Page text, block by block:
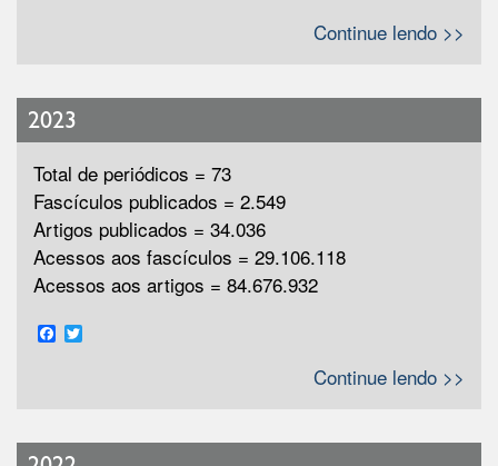
Continue lendo >>
2023
Total de periódicos = 73
Fascículos publicados = 2.549
Artigos publicados = 34.036
Acessos aos fascículos = 29.106.118
Acessos aos artigos = 84.676.932
Facebook
Continue lendo >>